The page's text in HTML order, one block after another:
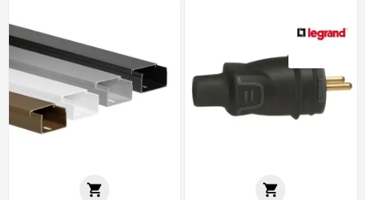
 